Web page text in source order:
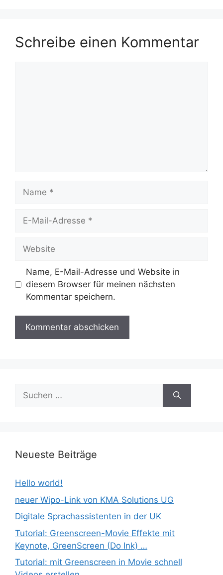
Schreibe einen Kommentar
Mail-
Name, E-Mail-Adresse und Website in
diesem Browser für meinen nächsten
Kommentar speichern.
Suchen
nach:
Neueste Beiträge
Hello world!
neuer Wipo-Link von KMA Solutions UG
Digitale Sprachassistenten in der UK
Tutorial: Greenscreen-Movie Effekte mit
Keynote, GreenScreen (Do Ink) …
Tutorial: mit Greenscreen in Movie schnell